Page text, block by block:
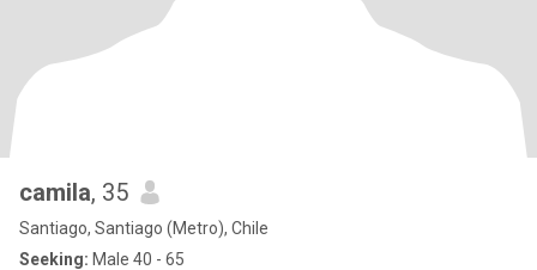
camila, 35
Santiago, Santiago (Metro), Chile
Seeking: Male 40 - 65